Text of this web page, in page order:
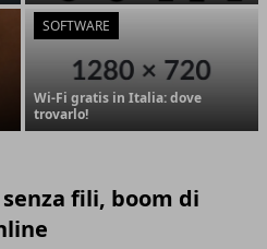
SOFTWARE
Wi-Fi gratis in Italia: dove
trovarlo!
fili, boom di